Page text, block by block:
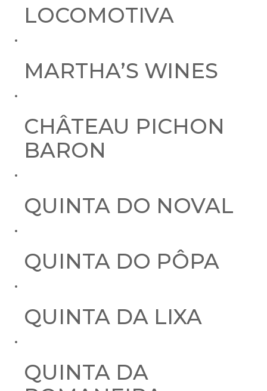
LOCOMOTIVA
MARTHA’S WINES
CHÂTEAU PICHON
BARON
QUINTA DO NOVAL
QUINTA DO PÔPA
QUINTA DA LIXA
QUINTA DA